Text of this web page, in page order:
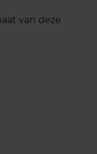
van deze